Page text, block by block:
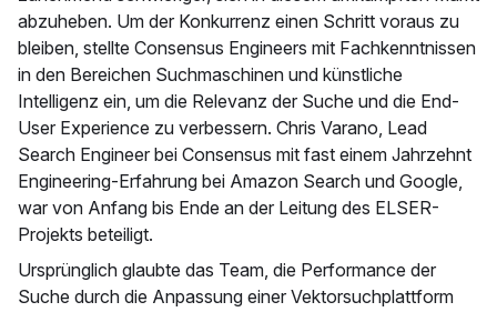
abzuheben. Um der Konkurrenz einen Schritt voraus zu
bleiben, stellte Consensus Engineers mit Fachkenntnissen
in den Bereichen Suchmaschinen und künstliche
Intelligenz ein, um die Relevanz der Suche und die End-
User Experience zu verbessern. Chris Varano, Lead
Search Engineer bei Consensus mit fast einem Jahrzehnt
Engineering-Erfahrung bei Amazon Search und Google,
war von Anfang bis Ende an der Leitung des ELSER-
Projekts beteiligt.
Ursprünglich glaubte das Team, die Performance der
Suche durch die Anpassung einer Vektorsuchplattform